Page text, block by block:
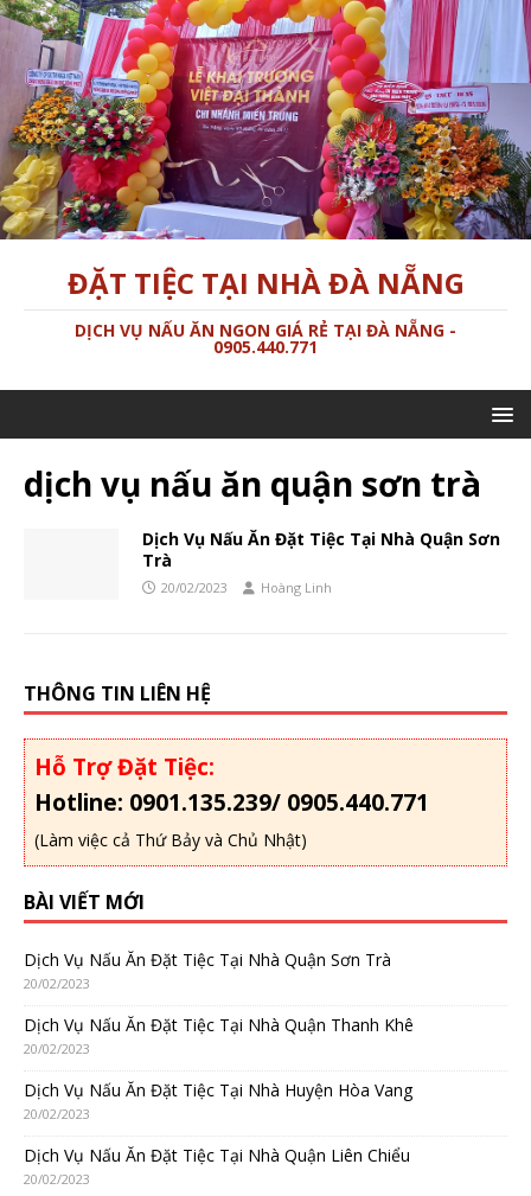
ĐẶT TIỆC TẠI NHÀ ĐÀ NẴNG
DỊCH VỤ NẤU ĂN NGON GIÁ RẺ TẠI ĐÀ NẴNG -
0905.440.771
dịch vụ nấu ăn quận sơn trà
Dịch Vụ Nấu Ăn Đặt Tiệc Tại Nhà Quận Sơn
Trà
20/02/2023 Hoàng Linh
THÔNG TIN LIÊN HỆ
Hỗ Trợ Đặt Tiệc:
Hotline: 0901.135.239/ 0905.440.771
(Làm việc cả Thứ Bảy và Chủ Nhật)
BÀI VIẾT MỚI
Dịch Vụ Nấu Ăn Đặt Tiệc Tại Nhà Quận Sơn Trà
20/02/2023
Dịch Vụ Nấu Ăn Đặt Tiệc Tại Nhà Quận Thanh Khê
20/02/2023
Dịch Vụ Nấu Ăn Đặt Tiệc Tại Nhà Huyện Hòa Vang
20/02/2023
Dịch Vụ Nấu Ăn Đặt Tiệc Tại Nhà Quận Liên Chiểu
20/02/2023